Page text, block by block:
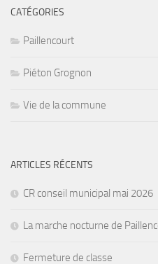
CATÉGORIES
Paillencourt
Piéton Grognon
Vie de la commune
ARTICLES RÉCENTS
CR conseil municipal mai 2026
La marche nocturne de
Fermeture de classe